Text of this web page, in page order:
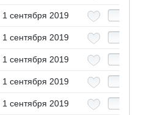
1 сентября 2019
1 сентября 2019
1 сентября 2019
1 сентября 2019
1 сентября 2019